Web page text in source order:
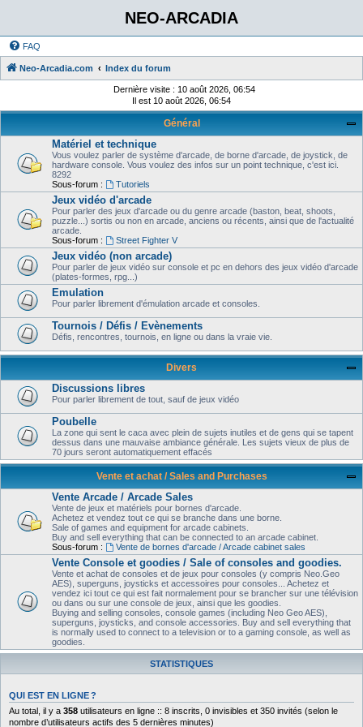
NEO-ARCADIA
FAQ
Neo-Arcadia.com Index du forum
Dernière visite : 10 août 2026, 06:54
Il est 10 août 2026, 06:54
Général
Matériel et technique
Vous voulez parler de système d'arcade, de borne d'arcade, de joystick, de
hardware console. Vous voulez des infos sur un point technique, c'est ici.
8292
Sous-forum :
Tutoriels
Jeux vidéo d'arcade
Pour parler des jeux d'arcade ou du genre arcade (baston, beat, shoots,
puzzle...) sortis ou non en arcade, anciens ou récents, ainsi que de l'actualité
arcade.
Sous-forum :
Street Fighter V
Jeux vidéo (non arcade)
Pour parler de jeux vidéo sur console et pc en dehors des jeux vidéo d'arcade
(plates-formes, rpg...)
Emulation
Pour parler librement d'émulation arcade et consoles.
Tournois / Défis / Evènements
Défis, rencontres, tournois, en ligne ou dans la vraie vie.
Divers
Discussions libres
Pour parler librement de tout, sauf de jeux vidéo
Poubelle
La zone qui sent le caca avec plein de sujets inutiles et de gens qui se tapent
dessus dans une mauvaise ambiance générale. Les sujets vieux de plus de
70 jours seront automatiquement effacés
Vente et achat / Sales and Purchases
Vente Arcade / Arcade Sales
Vente de jeux et matériels pour bornes d'arcade.
Achetez et vendez tout ce qui se branche dans une borne.
Sale of games and equipment for arcade cabinets.
Buy and sell everything that can be connected to an arcade cabinet.
Sous-forum :
Vente de bornes d'arcade / Arcade cabinet sales
Vente Console et goodies / Sale of consoles and goodies.
Vente et achat de consoles et de jeux pour consoles (y compris Neo.Geo
AES), superguns, joysticks et accessoires pour consoles... Achetez et
vendez ici tout ce qui est fait normalement pour se brancher sur une télévision
ou dans ou sur une console de jeux, ainsi que les goodies.
Buying and selling consoles, console games (including Neo Geo AES),
superguns, joysticks, and console accessories. Buy and sell everything that
is normally used to connect to a television or to a gaming console, as well as
goodies.
STATISTIQUES
QUI EST EN LIGNE ?
Au total, il y a 358 utilisateurs en ligne :: 8 inscrits, 0 invisibles et 350 invités (selon le
nombre d’utilisateurs actifs des 5 dernières minutes)